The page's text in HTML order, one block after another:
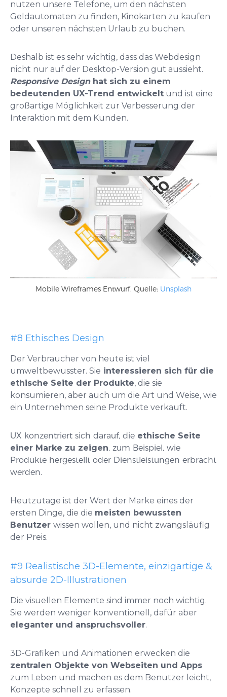
nutzen unsere Telefone, um den nächsten
Geldautomaten zu finden, Kinokarten zu kaufen
oder unseren nächsten Urlaub zu buchen.
Deshalb ist es sehr wichtig, dass das Webdesign
nicht nur auf der Desktop-Version gut aussieht.
ResponsiveDesignhat sich zu einem
bedeutenden UX-Trend entwickelt und ist eine
großartige Möglichkeit zur Verbesserung der
Interaktion mit dem Kunden.
Mobile Wireframes Entwurf. Quelle: Unsplash
#8 Ethisches Design
Der Verbraucher von heute ist viel
umweltbewusster. Sie interessieren sich für die
ethische Seite der Produkte, die sie
konsumieren, aber auch um die Art und Weise, wie
ein Unternehmen seine Produkte verkauft.
UX konzentriert sich darauf, die ethische Seite
einer Marke zu zeigen, zum Beispiel, wie
Produkte hergestellt oder Dienstleistungen erbracht
werden.
Heutzutage ist der Wert der Marke eines der
ersten Dinge, die die meisten bewussten
Benutzer wissen wollen, und nicht zwangsläufig
der Preis.
#9 Realistische 3D-Elemente, einzigartige &
absurde 2D-Illustrationen
Die visuellen Elemente sind immer noch wichtig.
Sie werden weniger konventionell, dafür aber
eleganter und anspruchsvoller.
3D-Grafiken und Animationen erwecken die
zentralen Objekte von Webseiten und Apps
zum Leben und machen es dem Benutzer leicht,
Konzepte schnell zu erfassen.